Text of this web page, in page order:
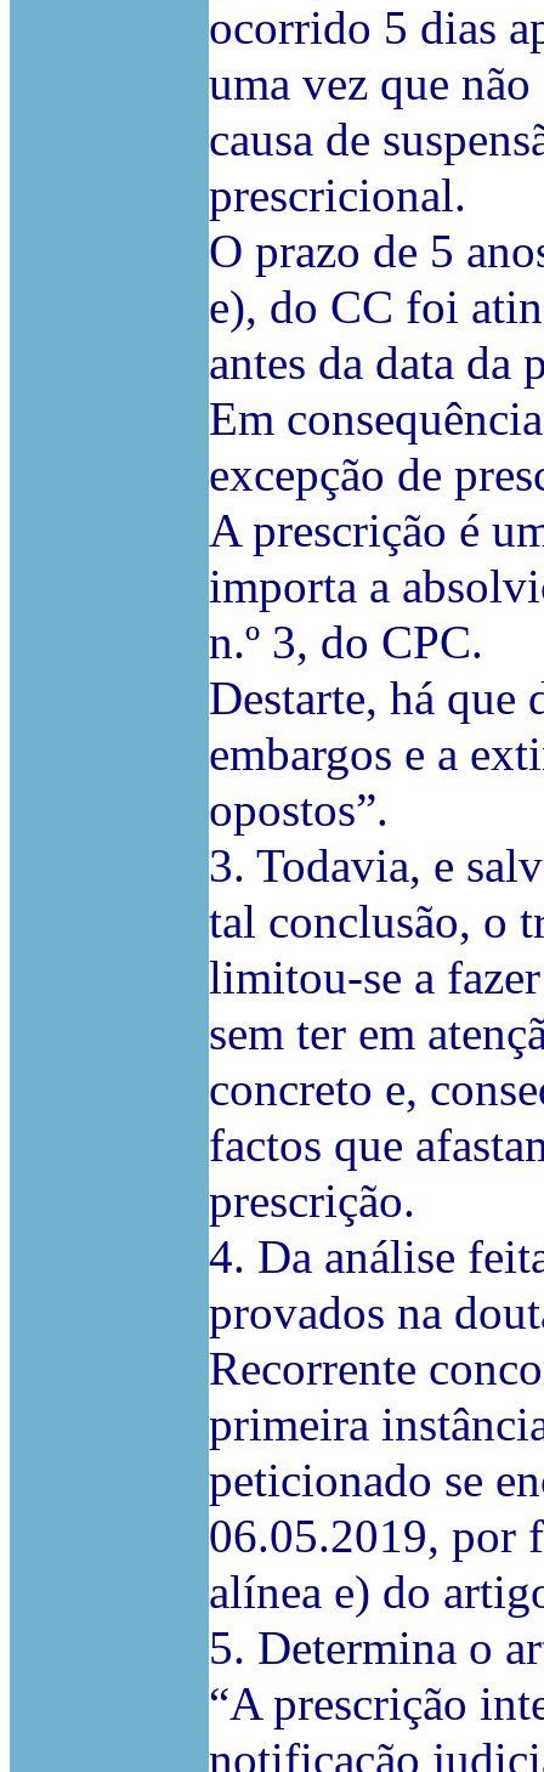
ocorrido 5 dias
uma vez que
causa de
prescricional.
O prazo de 5
e), do CC foi
antes da data da
Em
excepção de
A prescrição é
importa a
n.º 3, do CPC.
Destarte, há que
embargos e a
opostos”.
3. Todavia, e
tal conclusão, o
limitou-se a
sem ter em
concreto e,
factos que
prescrição.
4. Da análise
provados na
Recorrente
primeira
peticionado se
06.05.2019, por
alínea e) do
5. Determina o
“A prescrição
notificação